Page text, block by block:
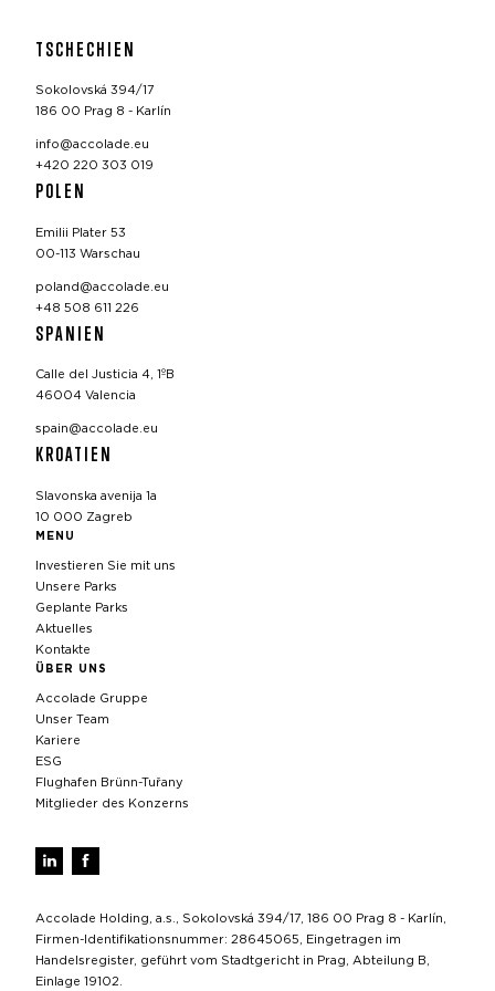
TSCHECHIEN
Sokolovská 394/17
186 00 Prag 8 - Karlín
info@accolade.eu
+420 220 303 019
POLEN
Emilii Plater 53
00-113 Warschau
poland@accolade.eu
+48 508 611 226
SPANIEN
Calle del Justicia 4, 1ºB
46004 Valencia
spain@accolade.eu
KROATIEN
Slavonska avenija 1a
10 000 Zagreb
MENU
Investieren Sie mit uns
Unsere Parks
Geplante Parks
Aktuelles
Kontakte
ÜBER UNS
Accolade Gruppe
Unser Team
Kariere
ESG
Flughafen Brünn-Tuřany
Mitglieder des Konzerns
Accolade Holding, a.s., Sokolovská 394/17, 186 00 Prag 8 - Karlín,
Firmen-Identifikationsnummer: 28645065, Eingetragen im
Handelsregister, geführt vom Stadtgericht in Prag, Abteilung B,
Einlage 19102.